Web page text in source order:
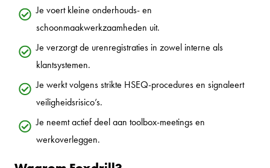
Je voert kleine onderhouds- en
schoonmaakwerkzaamheden uit.
Je verzorgt de urenregistraties in zowel interne als
klantsystemen.
Je werkt volgens strikte HSEQ-procedures en signaleert
veiligheidsrisico’s.
Je neemt actief deel aan toolbox-meetings en
werkoverleggen.